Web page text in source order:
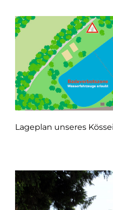
Lageplan unseres